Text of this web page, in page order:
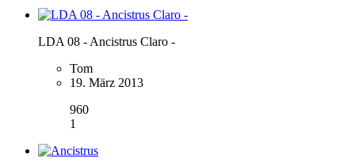
LDA 08 - Ancistrus Claro -
Tom
19. März 2013
960
1